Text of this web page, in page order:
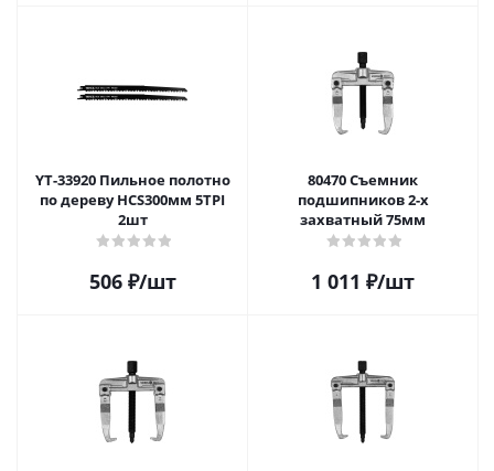
YT-33920 Пильное полотно
по дереву HCS300мм 5TPI
2шт
506₽/шт
80470 Съемник
подшипников 2-х
захватный 75мм
1 011 ₽/шт